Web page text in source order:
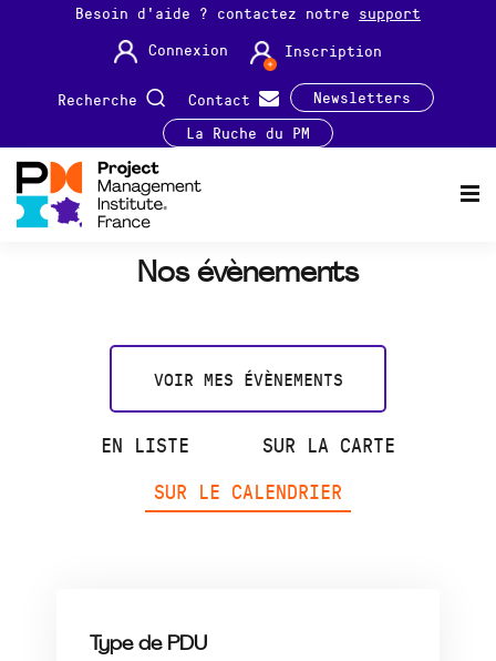
Besoin d'aide ? contactez notre support
Connexion
Inscription
Recherche Contact
Newsletters
La Ruche du PM
Nos évènements
VOIR MES ÉVÈNEMENTS
EN LISTE
SUR LA CARTE
SUR LE CALENDRIER
Type de PDU